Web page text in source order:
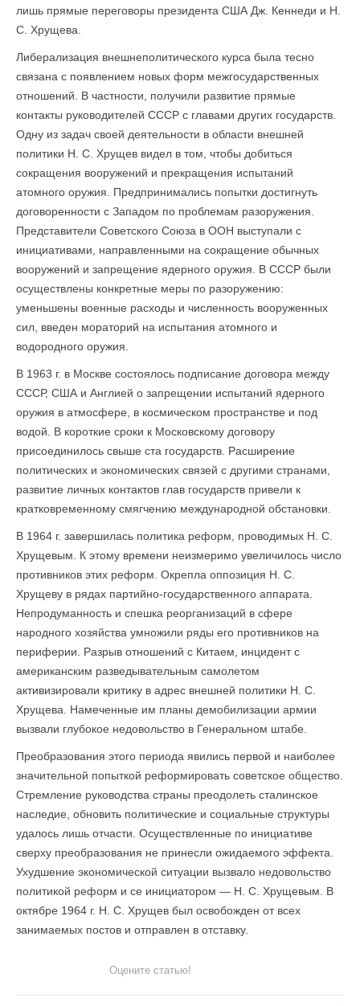
лишь прямые переговоры президента США Дж. Кеннеди и Н.
С. Хрущева.
Либерализация внешнеполитического курса была тесно
связана с появлением новых форм межгосударственных
отношений. В частности, получили развитие прямые
контакты руководителей СССР с главами других государств.
Одну из задач своей деятельности в области внешней
политики Н. С. Хрущев видел в том, чтобы добиться
сокращения вооружений и прекращения испытаний
атомного оружия. Предпринимались попытки достигнуть
договоренности с Западом по проблемам разоружения.
Представители Советского Союза в ООН выступали с
инициативами, направленными на сокращение обычных
вооружений и запрещение ядерного оружия. В СССР были
осуществлены конкретные меры по разоружению:
уменьшены военные расходы и численность вооруженных
сил, введен мораторий на испытания атомного и
водородного оружия.
В 1963 г. в Москве состоялось подписание договора между
СССР, США и Англией о запрещении испытаний ядерного
оружия в атмосфере, в космическом пространстве и под
водой. В короткие сроки к Московскому договору
присоединилось свыше ста государств. Расширение
политических и экономических связей с другими странами,
развитие личных контактов глав государств привели к
кратковременному смягчению международной обстановки.
В 1964 г. завершилась политика реформ, проводимых Н. С.
Хрущевым. К этому времени неизмеримо увеличилось число
противников этих реформ. Окрепла оппозиция Н. С.
Хрущеву в рядах партийно-государственного аппарата.
Непродуманность и спешка реорганизаций в сфере
народного хозяйства умножили ряды его противников на
периферии. Разрыв отношений с Китаем, инцидент с
американским разведывательным самолетом
активизировали критику в адрес внешней политики Н. С.
Хрущева. Намеченные им планы демобилизации армии
вызвали глубокое недовольство в Генеральном штабе.
Преобразования этого периода явились первой и наиболее
значительной попыткой реформировать советское общество.
Стремление руководства страны преодолеть сталинское
наследие, обновить политические и социальные структуры
удалось лишь отчасти. Осуществленные по инициативе
сверху преобразования не принесли ожидаемого эффекта.
Ухудшение экономической ситуации вызвало недовольство
политикой реформ и се инициатором — Н. С. Хрущевым. В
октябре 1964 г. Н. С. Хрущев был освобожден от всех
занимаемых постов и отправлен в отставку.
Оцените статью!